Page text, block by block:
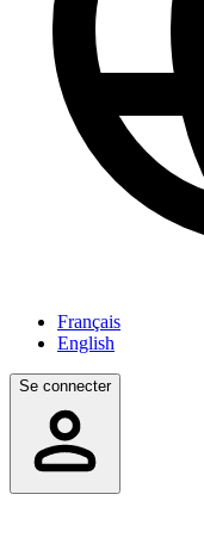
Français
English
Se connecter